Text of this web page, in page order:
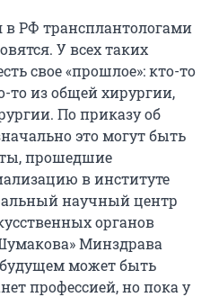
в РФ трансплантологами
У всех таких
свое «прошлое»: кто-то
то из общей хирургии,
По приказу об
это могут быть
прошедшие
в институте
научный центр
органов
Минздрава
может быть
профессией, но пока у